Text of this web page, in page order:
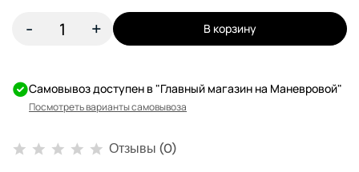
- + В корзину
Самовывоз доступен в "Главный магазин на Маневровой"
Посмотреть варианты самовывоза
Отзывы (0)